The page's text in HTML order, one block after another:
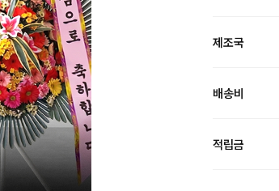
제조국
배송비
적립금